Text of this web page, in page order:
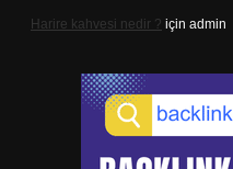
Harire kahvesi nedir ? için admin